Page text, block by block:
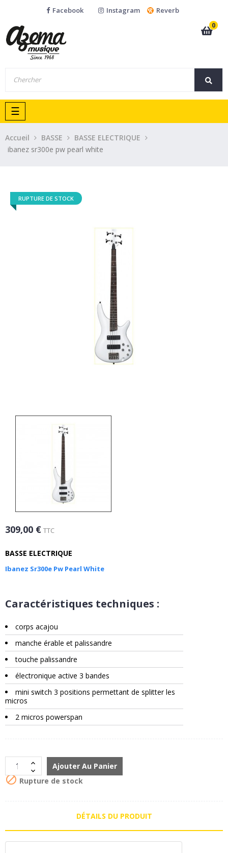
Facebook Instagram
Reverb
0
Basculer
la
navigation
☰
Accueil BASSE
BASSE ELECTRIQUE
ibanez sr300e pw pearl white
RUPTURE DE STOCK
309,00 € TTC
BASSE ELECTRIQUE
Ibanez Sr300e Pw Pearl White
Caractéristiques techniques :
corps acajou
manche érable et palissandre
touche palissandre
électronique active 3 bandes
mini switch 3 positions permettant de splitter les
micros
2 micros powerspan
Ajouter Au Panier
 Rupture de stock
DÉTAILS DU PRODUIT